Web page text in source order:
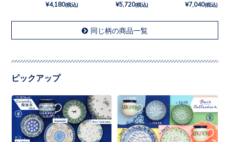
¥4,180(税込) ¥5,720(税込) ¥7,040(税込)
同じ柄の商品一覧
ピックアップ